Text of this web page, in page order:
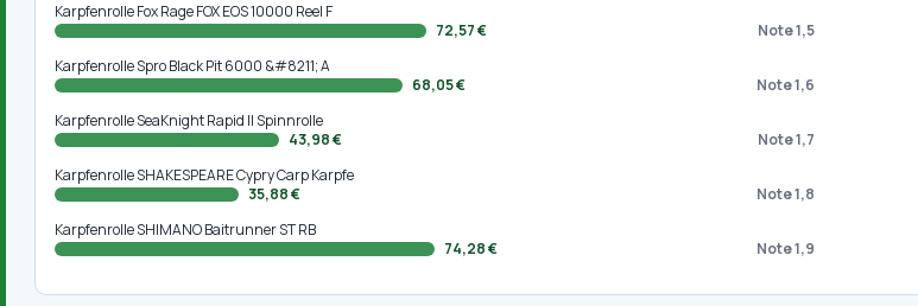
Karpfenrolle Fox Rage FOX EOS 10000 Reel F
72,57 €
Note 1,5
Karpfenrolle Spro Black Pit 6000 &#8211; A
68,05 €
Note 1,6
Karpfenrolle SeaKnight Rapid II Spinnrolle
43,98 €
Note 1,7
Karpfenrolle SHAKESPEARE Cypry Carp Karpfe
35,88 €
Note 1,8
Karpfenrolle SHIMANO Baitrunner ST RB
74,28 €
Note 1,9